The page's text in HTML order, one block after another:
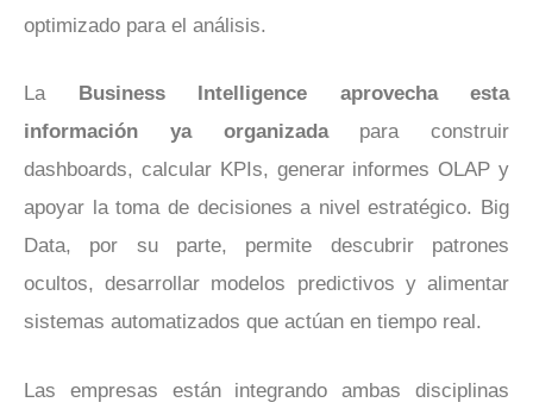
optimizado para el análisis.
La
Business Intelligence aprovecha esta
información ya organizadapara construir
dashboards, calcular KPIs, generar informes OLAP y
apoyar la toma de decisiones a nivel estratégico. Big
Data, por su parte, permite descubrir patrones
ocultos, desarrollar modelos predictivos y alimentar
sistemas automatizados que actúan en tiempo real.
Las empresas están integrando ambas disciplinas